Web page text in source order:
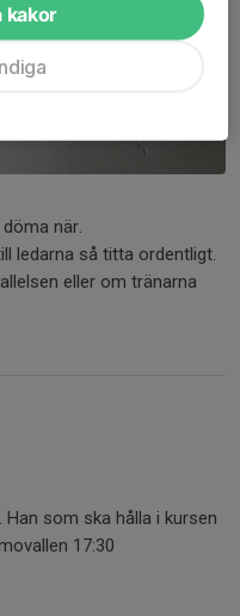
när.
ledarna så titta ordentligt.
eller om tränarna
som ska hålla i kursen
17:30
kakor